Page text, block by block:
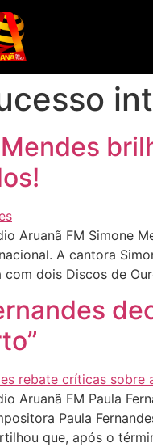
Aruanã FM Simone
A cantora
com dois Discos de
Aruanã FM Paula
Paula
que, após o